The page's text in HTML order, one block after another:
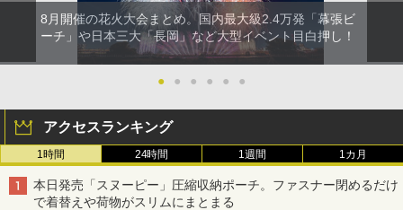
8月開催の花火大会まとめ。国内最大級2.4万発「幕張ビ
ーチ」や日本三大「長岡」など大型イベント目白押し！
● ● ● ● ● ●
アクセスランキング
1時間 24時間 1週間 1カ月
本日発売「スヌーピー」圧縮収納ポーチ。ファスナー閉めるだけ
で着替えや荷物がスリムにまとまる